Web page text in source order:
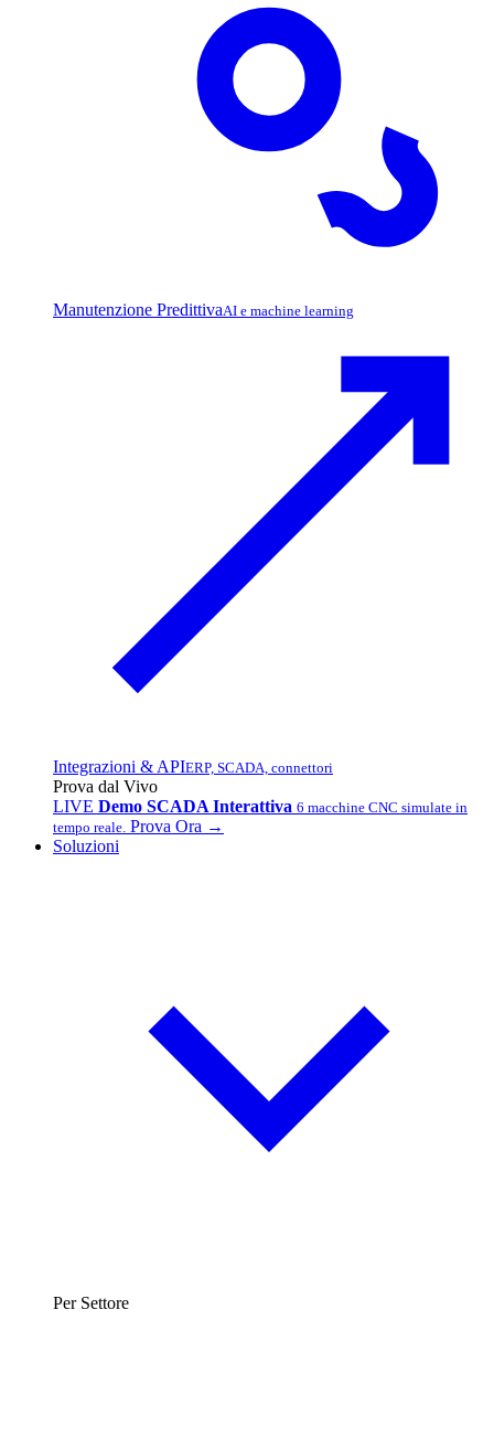
Manutenzione PredittivaAI e machine learning
Integrazioni & APIERP, SCADA, connettori
Prova dal Vivo
LIVE Demo SCADA Interattiva 6 macchine CNC simulate in
tempo reale. Prova Ora →
Soluzioni
Per Settore